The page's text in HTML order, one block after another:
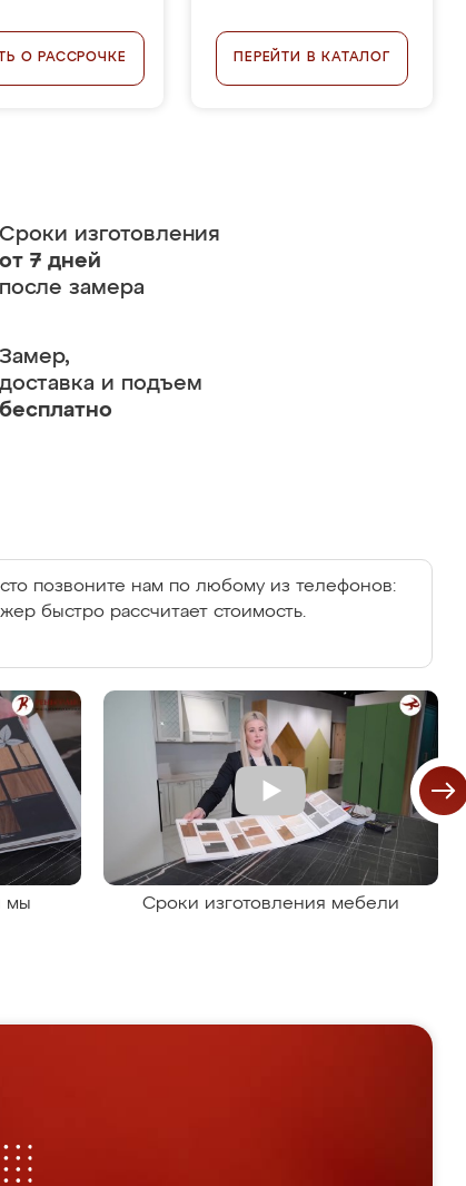
О РАССРОЧКЕ ПЕРЕЙТИ В КАТАЛОГ
Сроки изготовления
от 7 дней
после замера
Замер,
доставка и подъем
бесплатно
позвоните нам по любому из телефонов:
быстро рассчитает стоимость.
мы
Сроки изготовления мебели